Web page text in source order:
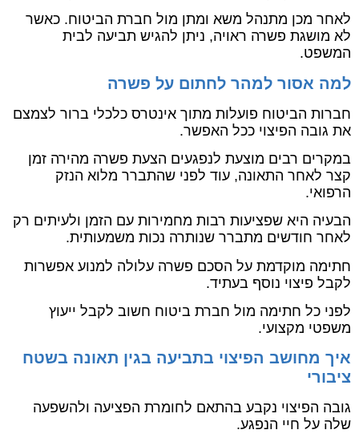
לאחר מכן מתנהל משא ומתן מול חברת הביטוח. כאשר
לא מושגת פשרה ראויה, ניתן להגיש תביעה לבית
המשפט.
למה אסור למהר לחתום על פשרה
חברות הביטוח פועלות מתוך אינטרס כלכלי ברור לצמצם
את גובה הפיצוי ככל האפשר.
במקרים רבים מוצעת לנפגעים הצעת פשרה מהירה זמן
קצר לאחר התאונה, עוד לפני שהתברר מלוא הנזק
הרפואי.
הבעיה היא שפציעות רבות מחמירות עם הזמן ולעיתים רק
לאחר חודשים מתברר שנותרה נכות משמעותית.
חתימה מוקדמת על הסכם פשרה עלולה למנוע אפשרות
לקבל פיצוי נוסף בעתיד.
לפני כל חתימה מול חברת ביטוח חשוב לקבל ייעוץ
משפטי מקצועי.
איך מחושב הפיצוי בתביעה בגין תאונה בשטח
ציבורי
גובה הפיצוי נקבע בהתאם לחומרת הפציעה ולהשפעה
שלה על חיי הנפגע.